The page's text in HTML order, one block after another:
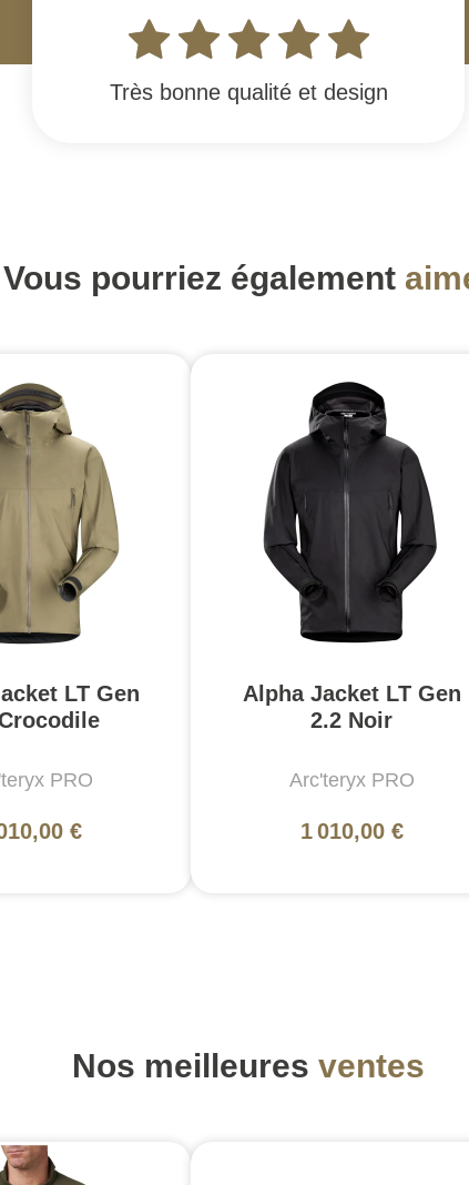
Très bonne qualité et design
Vous pourriez également
LT Gen
PRO
€
Alpha Jacket LT Gen
2.2 Noir
Arc'teryx PRO
1 010,00 €
Nos meilleures ventes